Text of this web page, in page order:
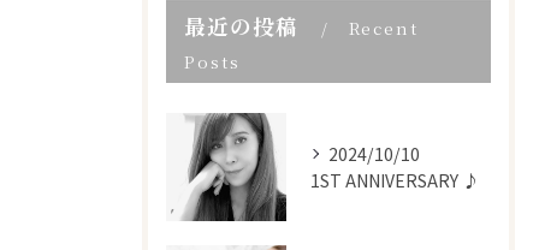
最近の投稿
Recent
Posts
2024/10/10
1ST ANNIVERSARY ♪